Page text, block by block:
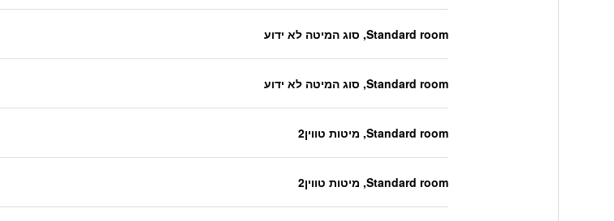
Standard room, סוג המיטה לא ידוע
Standard room, סוג המיטה לא ידוע
Standard room, מיטות טווין2
Standard room, מיטות טווין2